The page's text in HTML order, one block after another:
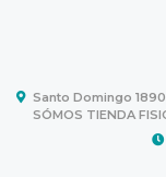
Santo Domingo
SÓMOS TIENDA